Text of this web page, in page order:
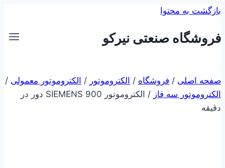
بازگشت به محتوا
فروشگاه صنعتی نیرکو
صفحه اصلی / فروشگاه / الکتروموتور / الکتروموتور معمولی /
الکتروموتور سه فاز /
الکتروموتور SIEMENS 900 دور در
دقیقه